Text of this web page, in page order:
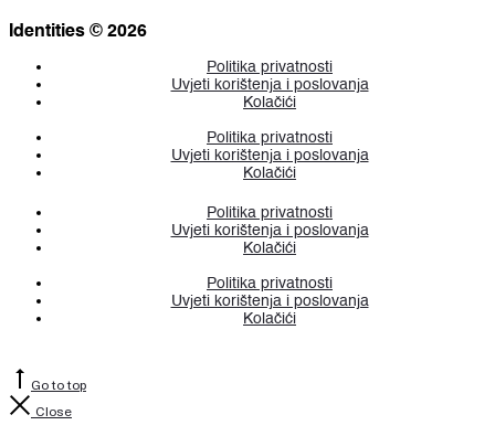
Identities © 2026
Politika privatnosti
Uvjeti korištenja i poslovanja
Kolačići
Politika privatnosti
Uvjeti korištenja i poslovanja
Kolačići
Politika privatnosti
Uvjeti korištenja i poslovanja
Kolačići
Politika privatnosti
Uvjeti korištenja i poslovanja
Kolačići
Go to top
Close